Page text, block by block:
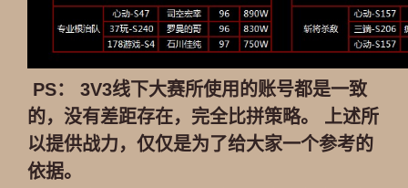
PS： 3V3线下大赛所使用的账号都是一致
的，没有差距存在，完全比拼策略。 上述所
以提供战力，仅仅是为了给大家一个参考的
依据。